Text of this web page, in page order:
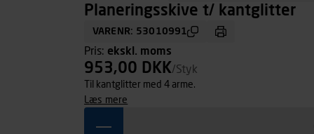
Planeringsskive t/ kantglitter
VARENR: 53010991
Pris: ekskl. moms
953,00 DKK/Styk
Til kantglitter med 4 arme.
læs mere